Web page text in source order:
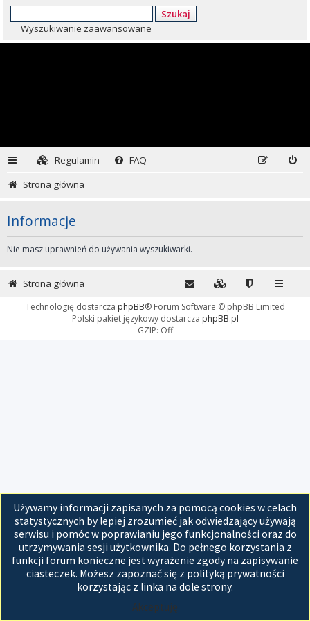
Szukaj
Wyszukiwanie zaawansowane
Regulamin
FAQ
Strona główna
Informacje
Nie masz uprawnień do używania wyszukiwarki.
Używamy informacji zapisanych za pomocą cookies w celach
statystycznych by lepiej zrozumieć jak odwiedzający używają
serwisu i pomóc w poprawianiu jego funkcjonalności oraz do
utrzymywania sesji użytkownika. Do pełnego korzystania z
funkcji forum konieczne jest wyrażenie zgody na zapisywanie
ciasteczek. Możesz zapoznać się z polityką prywatności
korzystając z linka na dole strony.
Akceptuję
Strona główna
Technologię dostarcza phpBB® Forum Software © phpBB Limited
Polski pakiet językowy dostarcza phpBB.pl
GZIP: Off